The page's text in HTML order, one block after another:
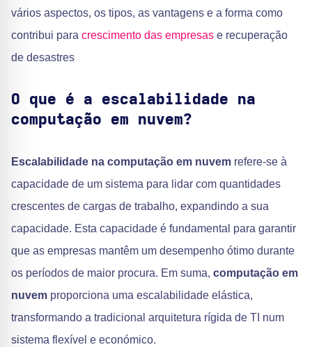
vários aspectos, os tipos, as vantagens e a forma como
contribui para crescimento das empresas e recuperação
de desastres
O que é a escalabilidade na
computação em nuvem?
Escalabilidade na computação em nuvem refere-se à
capacidade de um sistema para lidar com quantidades
crescentes de cargas de trabalho, expandindo a sua
capacidade. Esta capacidade é fundamental para garantir
que as empresas mantêm um desempenho ótimo durante
os períodos de maior procura. Em suma, computação em
nuvem proporciona uma escalabilidade elástica,
transformando a tradicional arquitetura rígida de TI num
sistema flexível e económico.